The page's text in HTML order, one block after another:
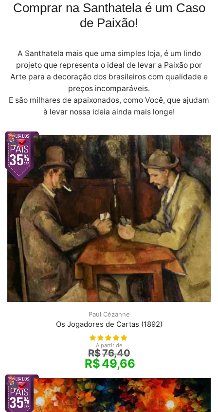
Comprar na Santhatela é um Caso
de Paixão!
A Santhatela mais que uma simples loja, é um lindo
projeto que representa o ideal de levar a Paixão por
Arte para a decoração dos brasileiros com qualidade e
preços incomparáveis.
E são milhares de apaixonados, como Você, que ajudam
à levar nossa ideia ainda mais longe!
Paul Cézanne
Os Jogadores de Cartas (1892)
A partir de
R$76,40
R$49,66